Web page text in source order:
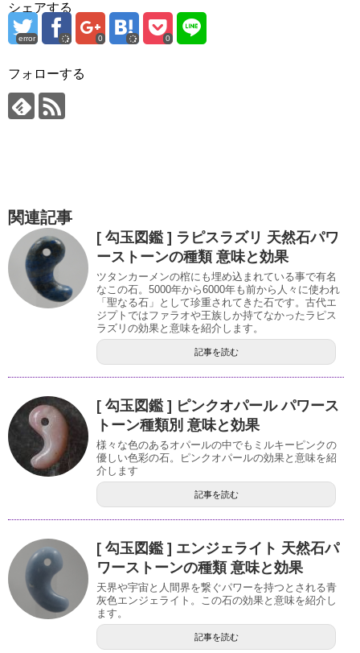
シェアする
error 0 0
フォローする
関連記事
[ 勾玉図鑑 ] ラピスラズリ 天然石パワ
ーストーンの種類 意味と効果
ツタンカーメンの棺にも埋め込まれている事で有名
なこの石。5000年から6000年も前から人々に使われ
「聖なる石」として珍重されてきた石です。古代エ
ジプトではファラオや王族しか持てなかったラピス
ラズリの効果と意味を紹介します。
記事を読む
[ 勾玉図鑑 ] ピンクオパール パワース
トーン種類別 意味と効果
様々な色のあるオパールの中でもミルキーピンクの
優しい色彩の石。ピンクオパールの効果と意味を紹
介します
記事を読む
[ 勾玉図鑑 ] エンジェライト 天然石パ
ワーストーンの種類 意味と効果
天界や宇宙と人間界を繋ぐパワーを持つとされる青
灰色エンジェライト。この石の効果と意味を紹介し
ます。
記事を読む